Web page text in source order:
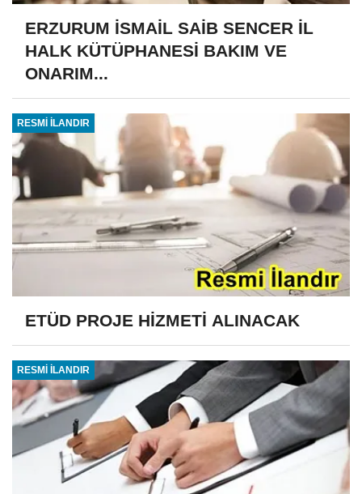
ERZURUM İSMAİL SAİB SENCER İL
HALK KÜTÜPHANESİ BAKIM VE
ONARIM...
RESMİ İLANDIR
ETÜD PROJE HİZMETİ ALINACAK
RESMİ İLANDIR